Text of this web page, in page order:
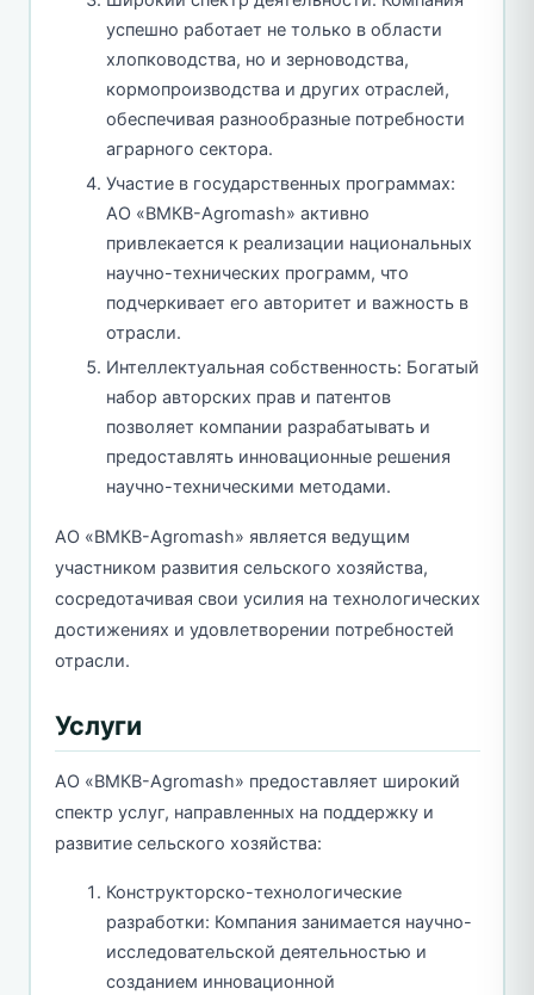
успешно работает не только в области
хлопководства, но и зерноводства,
кормопроизводства и других отраслей,
обеспечивая разнообразные потребности
аграрного сектора.
Участие в государственных программах:
АО «BMКB-Аgromash» активно
привлекается к реализации национальных
научно-технических программ, что
подчеркивает его авторитет и важность в
отрасли.
Интеллектуальная собственность: Богатый
набор авторских прав и патентов
позволяет компании разрабатывать и
предоставлять инновационные решения
научно-техническими методами.
АО «BMКB-Аgromash» является ведущим
участником развития сельского хозяйства,
сосредотачивая свои усилия на технологических
достижениях и удовлетворении потребностей
отрасли.
Услуги
АО «BMКB-Аgromash» предоставляет широкий
спектр услуг, направленных на поддержку и
развитие сельского хозяйства:
Конструкторско-технологические
разработки: Компания занимается научно-
исследовательской деятельностью и
созданием инновационной